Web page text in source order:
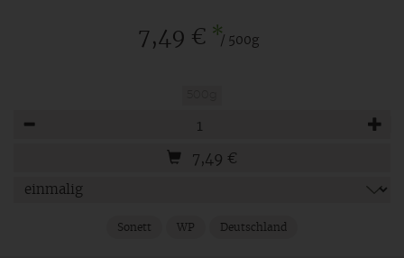
7,49 € */ 500g
7,49 €
Sonett WP Deutschland